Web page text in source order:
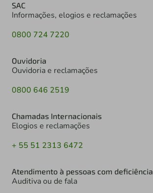
SAC
Informações, elogios e reclamações
0800 724 7220
Ouvidoria
Ouvidoria e reclamações
0800 646 2519
Chamadas Internacionais
Elogios e reclamações
+ 55 51 2313 6472
Atendimento à pessoas com deficiência
Auditiva ou de fala